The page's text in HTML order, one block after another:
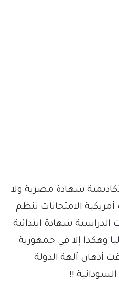
شهادة مصرية ولا
الامتحانات تنظم
شهادة ابتدائية
وهكذا إلا في جمهورية
أذهان آلهة الدولة
!!